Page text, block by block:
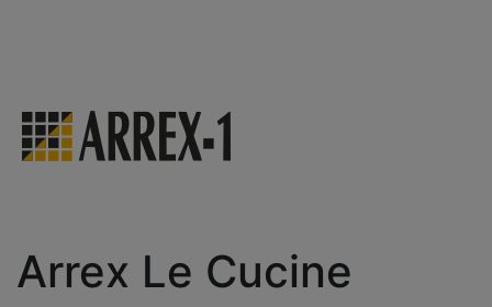
Arrex Le Cucine